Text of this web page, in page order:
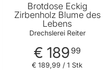
Brotdose Eckig
Zirbenholz Blume des
Lebens
Drechslerei Reiter
€ 189 99
€ 189,99 / 1 Stk